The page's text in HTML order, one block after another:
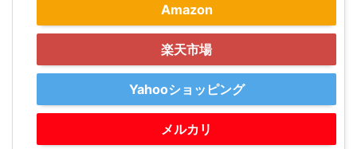
Amazon
楽天市場
Yahooショッピング
メルカリ